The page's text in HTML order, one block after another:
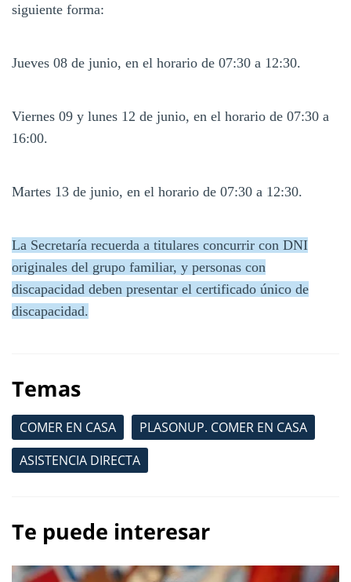
siguiente forma:
Jueves 08 de junio, en el horario de 07:30 a 12:30.
Viernes 09 y lunes 12 de junio, en el horario de 07:30 a
16:00.
Martes 13 de junio, en el horario de 07:30 a 12:30.
La Secretaría recuerda a titulares concurrir con DNI
originales del grupo familiar, y personas con
discapacidad deben presentar el certificado único de
discapacidad.
Temas
COMER EN CASA
PLASONUP. COMER EN CASA
ASISTENCIA DIRECTA
Te puede interesar